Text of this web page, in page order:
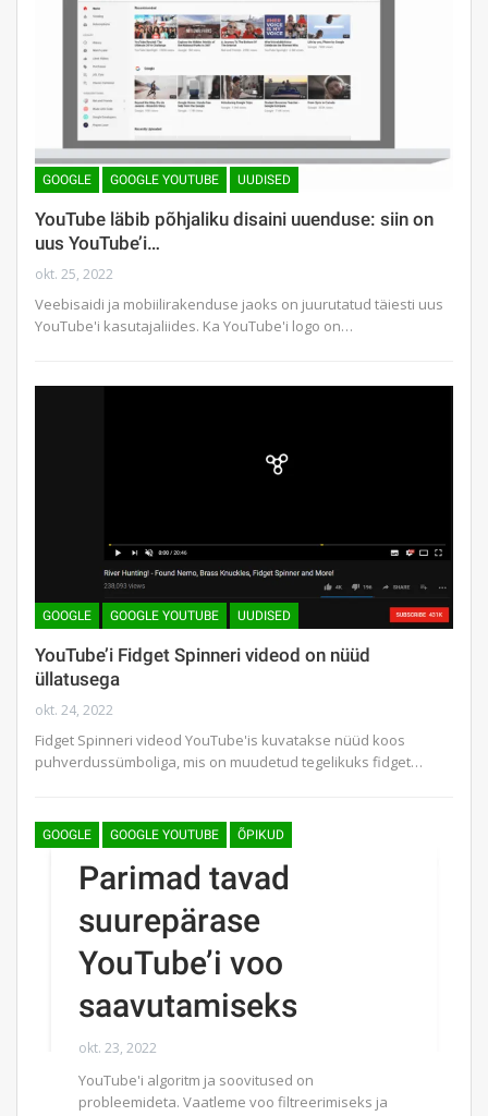
GOOGLE GOOGLE YOUTUBE UUDISED
YouTube läbib põhjaliku disaini uuenduse: siin on
uus YouTube’i…
okt. 25, 2022
Veebisaidi ja mobiilirakenduse jaoks on juurutatud täiesti uus
YouTube'i kasutajaliides. Ka YouTube'i logo on…
GOOGLE GOOGLE YOUTUBE UUDISED
YouTube’i Fidget Spinneri videod on nüüd
üllatusega
okt. 24, 2022
Fidget Spinneri videod YouTube'is kuvatakse nüüd koos
puhverdussümboliga, mis on muudetud tegelikuks fidget…
GOOGLE GOOGLE YOUTUBE ÕPIKUD
Parimad tavad
suurepärase
YouTube’i voo
saavutamiseks
okt. 23, 2022
YouTube'i algoritm ja soovitused on
probleemideta. Vaatleme voo filtreerimiseks ja